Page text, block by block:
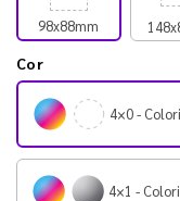
98x88mm
Cor
4×0 -
4×1 -